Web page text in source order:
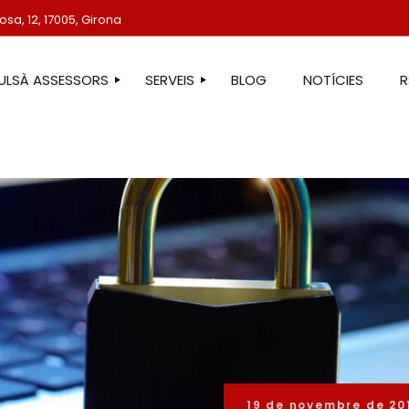
12, 17005, Girona
ASSESSORS SERVEIS
ASSESSORIA FISCAL
ASSESSORIA COMPTABLE
ASSESSORIA JURÍDICA
ASSESSORIA ADMINISTRATIVA
ASSESSORIA DE COMUNICACIÓ
ASSESSORIA EN ESTRANGERIA
BLOG NOTÍCIES
19 de novembre de